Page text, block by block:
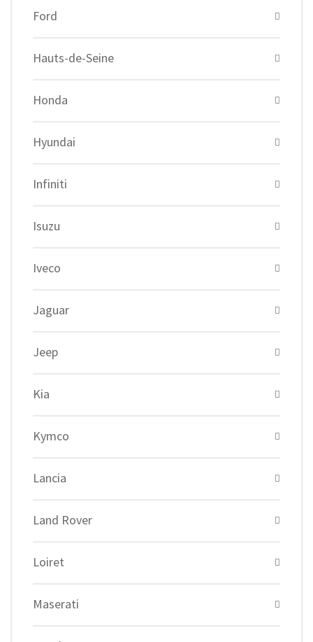
Ford
Hauts-de-Seine
Honda
Hyundai
Infiniti
Isuzu
Iveco
Jaguar
Jeep
Kia
Kymco
Lancia
Land Rover
Loiret
Maserati